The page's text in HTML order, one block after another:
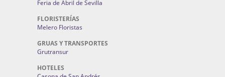
Feria de Abril de Sevilla
FLORISTERÍAS
Melero Floristas
GRUAS Y TRANSPORTES
Grutransur
HOTELES